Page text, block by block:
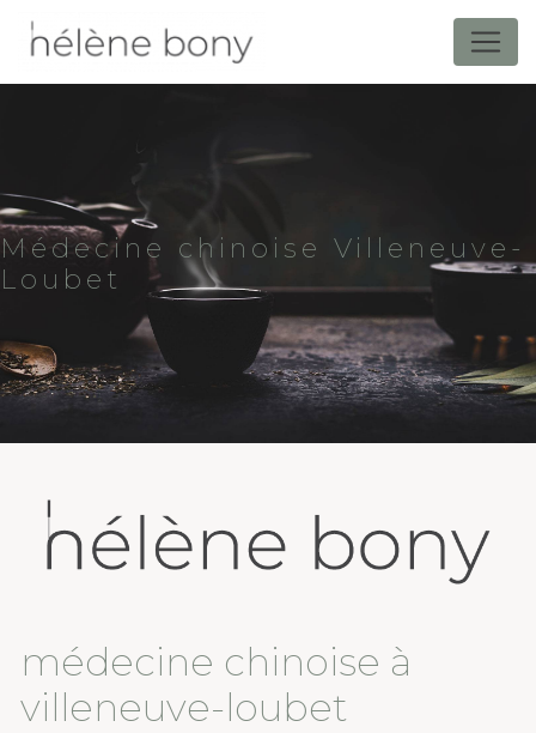
Panneau de gestion des cookies
Médecine chinoise Villeneuve-
Loubet
médecine chinoise à
villeneuve-loubet